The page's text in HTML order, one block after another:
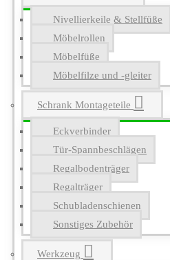
Nivellierkeile & Stellfüße
Möbelrollen
Möbelfüße
Möbelfilze und -gleiter
Schrank Montageteile
Eckverbinder
Tür-Spannbeschlägen
Regalbodenträger
Regalträger
Schubladenschienen
Sonstiges Zubehör
Werkzeug